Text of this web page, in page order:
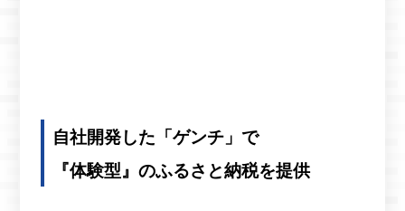
自社開発した「ゲンチ」で
『体験型』のふるさと納税を提供